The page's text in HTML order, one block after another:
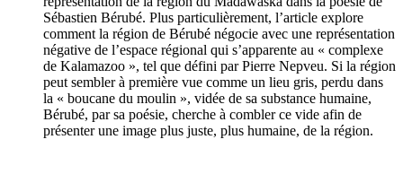
Sébastien Bérubé. Plus particulièrement, l’article explore
comment la région de Bérubé négocie avec une représentation
négative de l’espace régional qui s’apparente au « complexe
de Kalamazoo », tel que défini par Pierre Nepveu. Si la région
peut sembler à première vue comme un lieu gris, perdu dans
la « boucane du moulin », vidée de sa substance humaine,
Bérubé, par sa poésie, cherche à combler ce vide afin de
présenter une image plus juste, plus humaine, de la région.